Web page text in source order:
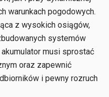
warunkach pogodowych.
z wysokich osiągów,
systemów
musi sprostać
oraz zapewnić
i pewny rozruch